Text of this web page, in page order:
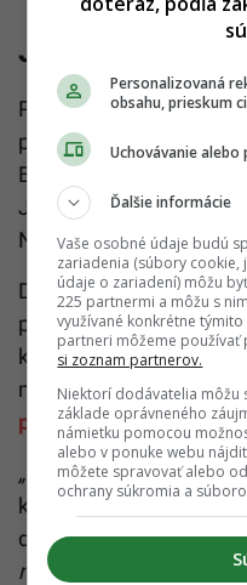
Jedáva
Poslednú kapitolu
pristupuje presne tak,
Bez extrémov a
Jednoducho si vyberá
Najradšej má morské
Dlhodobéštúdie
pravidelná konzumácia
kvalitných tukov
mozgu a zároveň
predčasného úmrtia.
„Cítim sa stále dobre,“
ktorej sa možno skrýva
desiatkach
ničomu nepomôže.“
Personalizovaná
obsahu, prieskum
Uchovávanie
Ďalšie informácie
Vaše osobné údaje budú
zariadenia (súbory cookie,
údaje o zariadení) môžu
225 partnermi a môžu s
využívané konkrétne
partneri môžeme používať
si zoznam partnerov.
Niektorí dodávatelia môžu
základe oprávneného
námietku pomocou
alebo v ponuke webu
môžete spravovať alebo
ochrany súkromia a